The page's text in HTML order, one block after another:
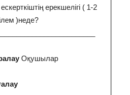
ерекшелігі ( 1-2
)неде?
Оқушылар